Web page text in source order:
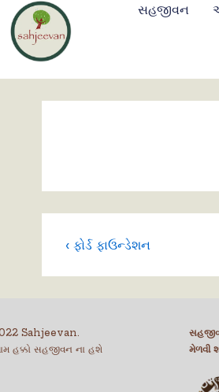
સહજીવન
‹ ફોર્ડ ફાઉન્ડેશન
Sahjeevan.
હક્કો સહજીવન ના હશે
મેળવી